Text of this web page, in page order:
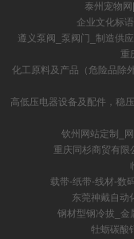
泰州宠物
企业文化标
遵义泵阀_泵阀门_制造供
重
化工原料及产品（危险品除
高低压电器设备及配件，稳
钦州网站定制_
重庆同杉商贸有限
载带-纸带-线材-数
东莞神戴自动
钢材型钢冷拔_金
牡蛎碳酸